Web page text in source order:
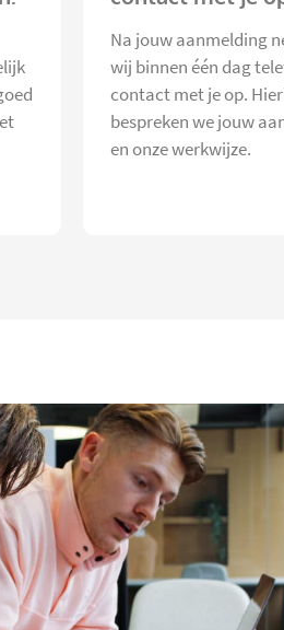
Na jouw aanmelding
wij binnen één dag
contact met je op.
bespreken we jouw
en onze werkwijze.